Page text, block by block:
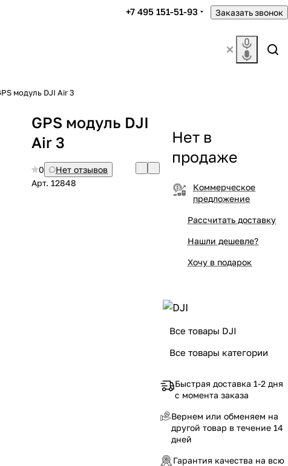
+7 495 151-51-93 Заказать звонок
модуль DJI Air 3
GPS модуль DJI
Air 3
0
Нет отзывов
Арт. 12848
Нет в
продаже
Коммерческое
предложение
Рассчитать доставку
Нашли дешевле?
Хочу в подарок
Все товары DJI
Все товары категории
Быстрая доставка 1-2 дня
с момента заказа
Вернем или обменяем на
другой товар в течение 14
дней
Гарантия качества на всю